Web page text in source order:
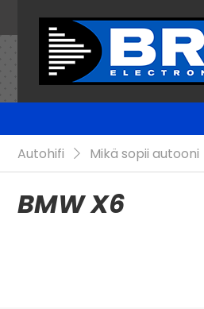
Autohifi
Mikä sopii autooni
BMW X6